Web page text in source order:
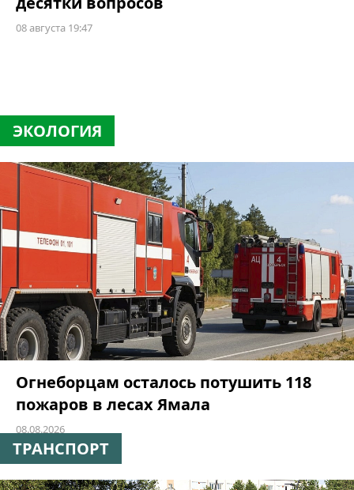
08 августа 19:47
ЭКОЛОГИЯ
Огнеборцам осталось потушить 118
пожаров в лесах Ямала
08.08.2026
ТРАНСПОРТ